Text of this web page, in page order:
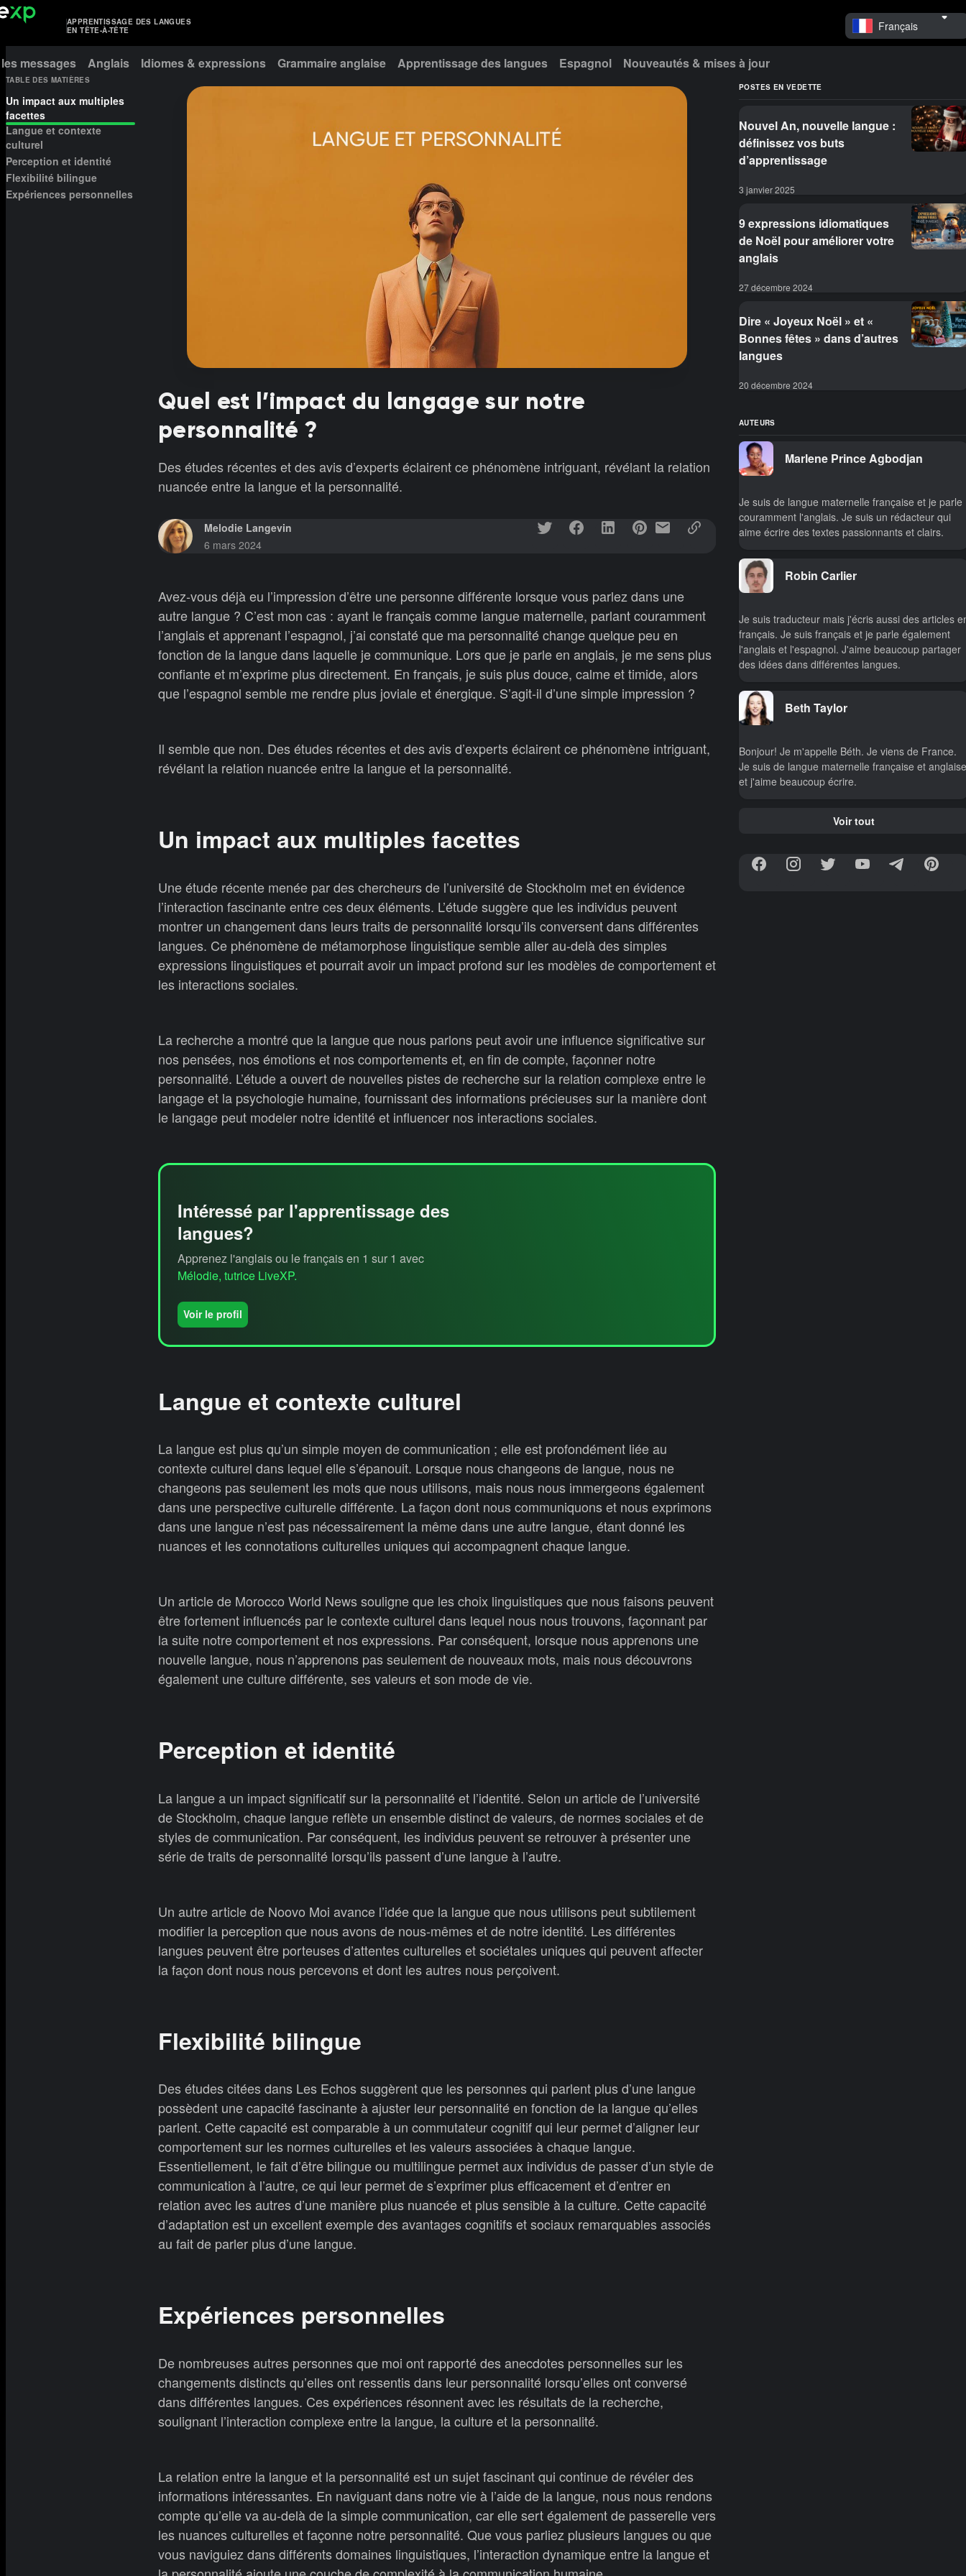
APPRENTISSAGE DES LANGUES
EN TÊTE-À-TÊTE
Français
messages Anglais Idiomes & expressions Grammaire anglaise Apprentissage des langues Espagnol Nouveautés & mises à jour
Quel est l’impact du langage sur notre
personnalité ?
Des études récentes et des avis d’experts éclairent ce phénomène intriguant, révélant la relation
nuancée entre la langue et la personnalité.
Melodie Langevin
6 mars 2024
TABLE DES MATIÈRES
Un impact aux multiples
facettes
Langue et contexte
culturel
Perception et identité
Flexibilité bilingue
Expériences personnelles
Avez-vous déjà eu l’impression d’être une personne différente lorsque vous parlez dans une
autre langue ? C’est mon cas : ayant le français comme langue maternelle, parlant couramment
l’anglais et apprenant l’espagnol, j’ai constaté que ma personnalité change quelque peu en
fonction de la langue dans laquelle je communique. Lors que je parle en anglais, je me sens plus
confiante et m’exprime plus directement. En français, je suis plus douce, calme et timide, alors
que l’espagnol semble me rendre plus joviale et énergique. S’agit-il d’une simple impression ?
Il semble que non. Des études récentes et des avis d’experts éclairent ce phénomène intriguant,
révélant la relation nuancée entre la langue et la personnalité.
Un impact aux multiples facettes
Une étude récente menée par des chercheurs de l’université de Stockholm met en évidence
l’interaction fascinante entre ces deux éléments. L’étude suggère que les individus peuvent
montrer un changement dans leurs traits de personnalité lorsqu’ils conversent dans différentes
langues. Ce phénomène de métamorphose linguistique semble aller au-delà des simples
expressions linguistiques et pourrait avoir un impact profond sur les modèles de comportement et
les interactions sociales.
La recherche a montré que la langue que nous parlons peut avoir une influence significative sur
nos pensées, nos émotions et nos comportements et, en fin de compte, façonner notre
personnalité. L’étude a ouvert de nouvelles pistes de recherche sur la relation complexe entre le
langage et la psychologie humaine, fournissant des informations précieuses sur la manière dont
le langage peut modeler notre identité et influencer nos interactions sociales.
Intéressé par l'apprentissage des
langues?
Apprenez l'anglais ou le français en 1 sur 1 avec
Mélodie, tutrice LiveXP.
Voir le profil
Langue et contexte culturel
La langue est plus qu’un simple moyen de communication ; elle est profondément liée au
contexte culturel dans lequel elle s’épanouit. Lorsque nous changeons de langue, nous ne
changeons pas seulement les mots que nous utilisons, mais nous nous immergeons également
dans une perspective culturelle différente. La façon dont nous communiquons et nous exprimons
dans une langue n’est pas nécessairement la même dans une autre langue, étant donné les
nuances et les connotations culturelles uniques qui accompagnent chaque langue.
Un article de Morocco World News souligne que les choix linguistiques que nous faisons peuvent
être fortement influencés par le contexte culturel dans lequel nous nous trouvons, façonnant par
la suite notre comportement et nos expressions. Par conséquent, lorsque nous apprenons une
nouvelle langue, nous n’apprenons pas seulement de nouveaux mots, mais nous découvrons
également une culture différente, ses valeurs et son mode de vie.
Perception et identité
La langue a un impact significatif sur la personnalité et l’identité. Selon un article de l’université
de Stockholm, chaque langue reflète un ensemble distinct de valeurs, de normes sociales et de
styles de communication. Par conséquent, les individus peuvent se retrouver à présenter une
série de traits de personnalité lorsqu’ils passent d’une langue à l’autre.
Un autre article de Noovo Moi avance l’idée que la langue que nous utilisons peut subtilement
modifier la perception que nous avons de nous-mêmes et de notre identité. Les différentes
langues peuvent être porteuses d’attentes culturelles et sociétales uniques qui peuvent affecter
la façon dont nous nous percevons et dont les autres nous perçoivent.
Flexibilité bilingue
Des études citées dans Les Echos suggèrent que les personnes qui parlent plus d’une langue
possèdent une capacité fascinante à ajuster leur personnalité en fonction de la langue qu’elles
parlent. Cette capacité est comparable à un commutateur cognitif qui leur permet d’aligner leur
comportement sur les normes culturelles et les valeurs associées à chaque langue.
Essentiellement, le fait d’être bilingue ou multilingue permet aux individus de passer d’un style de
communication à l’autre, ce qui leur permet de s’exprimer plus efficacement et d’entrer en
relation avec les autres d’une manière plus nuancée et plus sensible à la culture. Cette capacité
d’adaptation est un excellent exemple des avantages cognitifs et sociaux remarquables associés
au fait de parler plus d’une langue.
Expériences personnelles
De nombreuses autres personnes que moi ont rapporté des anecdotes personnelles sur les
changements distincts qu’elles ont ressentis dans leur personnalité lorsqu’elles ont conversé
dans différentes langues. Ces expériences résonnent avec les résultats de la recherche,
soulignant l’interaction complexe entre la langue, la culture et la personnalité.
La relation entre la langue et la personnalité est un sujet fascinant qui continue de révéler des
informations intéressantes. En naviguant dans notre vie à l’aide de la langue, nous nous rendons
compte qu’elle va au-delà de la simple communication, car elle sert également de passerelle vers
les nuances culturelles et façonne notre personnalité. Que vous parliez plusieurs langues ou que
vous naviguiez dans différents domaines linguistiques, l’interaction dynamique entre la langue et
POSTES EN VEDETTE
Nouvel An, nouvelle langue :
définissez vos buts
d’apprentissage
3 janvier 2025
9 expressions idiomatiques
de Noël pour améliorer votre
anglais
27 décembre 2024
Dire « Joyeux Noël » et «
Bonnes fêtes » dans d’autres
langues
20 décembre 2024
AUTEURS
Marlene Prince Agbodjan
Je suis de langue maternelle française et je parle
couramment l'anglais. Je suis un rédacteur qui
aime écrire des textes passionnants et clairs.
Robin Carlier
Je suis traducteur mais j'écris aussi des articles
français. Je suis français et je parle également
l'anglais et l'espagnol. J'aime beaucoup partager
des idées dans différentes langues.
Beth Taylor
Bonjour! Je m'appelle Béth. Je viens de France.
Je suis de langue maternelle française et anglaise
et j'aime beaucoup écrire.
Voir tout